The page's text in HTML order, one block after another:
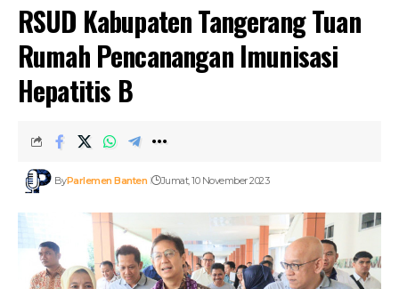
RSUD Kabupaten Tangerang Tuan
Rumah Pencanangan Imunisasi
Hepatitis B
ByParlemen Banten Jumat, 10 November 2023